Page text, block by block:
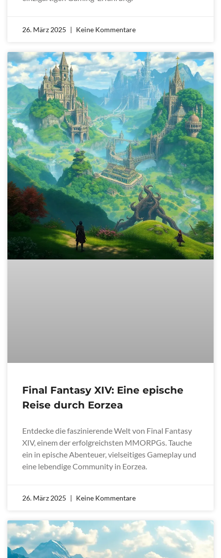
26. März 2025 Keine Kommentare
Final Fantasy XIV: Eine epische
Reise durch Eorzea
Entdecke die faszinierende Welt von Final Fantasy
XIV, einem der erfolgreichsten MMORPGs. Tauche
ein in epische Abenteuer, vielseitiges Gameplay und
eine lebendige Community in Eorzea.
26. März 2025 Keine Kommentare